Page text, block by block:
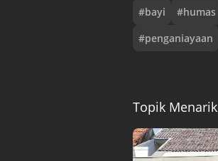
#bayi #humas
#penganiayaan
Topik Menarik